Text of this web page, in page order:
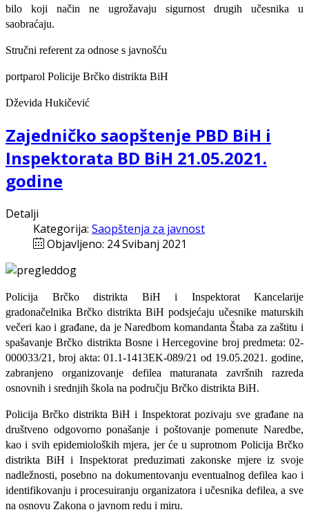
bilo koji način ne ugrožavaju sigurnost drugih učesnika u
saobraćaju.
Stručni referent za odnose s javnošću
portparol Policije Brčko distrikta BiH
Dževida Hukičević
Zajedničko saopštenje PBD BiH i
Inspektorata BD BiH 21.05.2021.
godine
Detalji
Kategorija: Saopštenja za javnost
Objavljeno: 24 Svibanj 2021
Policija Brčko distrikta BiH i Inspektorat Kancelarije
gradonačelnika Brčko distrikta BiH podsjećaju učesnike maturskih
večeri kao i građane, da jeNaredbom komandanta Štaba za zaštitu i
spašavanje Brčko distrikta Bosne i Hercegovine broj predmeta: 02-
000033/21, broj akta: 01.1-1413EK-089/21 od 19.05.2021. godine,
zabranjeno organizovanje defilea maturanata završnih razreda
osnovnih i srednjih škola na području Brčko distrikta BiH.
Policija Brčko distrikta BiH i Inspektorat pozivaju sve građane na
društveno odgovorno ponašanje i poštovanje pomenute Naredbe,
kao i svih epidemioloških mjera, jer će u suprotnom Policija Brčko
distrikta BiH i Inspektorat preduzimati zakonske mjere iz svoje
nadležnosti, posebno na dokumentovanju eventualnog defilea kao i
identifikovanju i procesuiranju organizatora i učesnika defilea, a sve
na osnovu Zakona o javnom redu i miru.